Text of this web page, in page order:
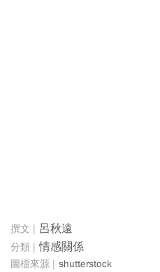
呂秋遠
情感關係
shutterstock